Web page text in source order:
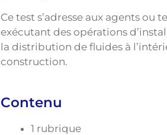
Ce test s’adresse aux agents ou
exécutant des opérations
la distribution de fluides à
construction.
Contenu
1 rubrique